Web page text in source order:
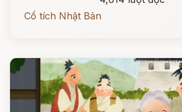
Cổ tích Nhật Bản